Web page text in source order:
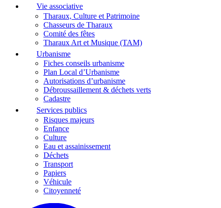
Vie associative
Tharaux, Culture et Patrimoine
Chasseurs de Tharaux
Comité des fêtes
Tharaux Art et Musique (TAM)
Urbanisme
Fiches conseils urbanisme
Plan Local d’Urbanisme
Autorisations d’urbanisme
Débroussaillement & déchets verts
Cadastre
Services publics
Risques majeurs
Enfance
Culture
Eau et assainissement
Déchets
Transport
Papiers
Véhicule
Citoyenneté